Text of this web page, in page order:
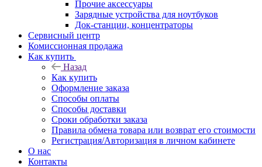
Прочие аксессуары
Зарядные устройства для ноутбуков
Док-станции, концентраторы
Сервисный центр
Комиссионная продажа
Как купить
Назад
Как купить
Оформление заказа
Способы оплаты
Способы доставки
Сроки обработки заказа
Правила обмена товара или возврат его стоимости
Регистрация/Авторизация в личном кабинете
О нас
Контакты